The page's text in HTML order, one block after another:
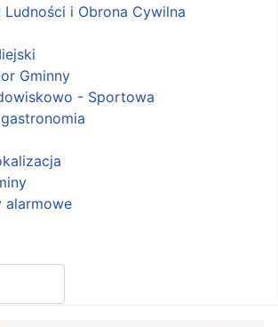
Ludności i Obrona Cywilna
Gminny
- Sportowa
alarmowe